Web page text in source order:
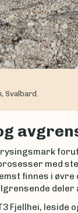
Svalbard.
med
finnes i øvre
Fjellhei, leside